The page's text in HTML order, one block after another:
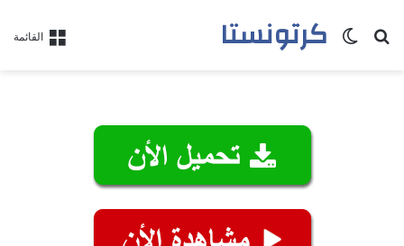
القائمة كرتونستابحث عنالوضع المظلم